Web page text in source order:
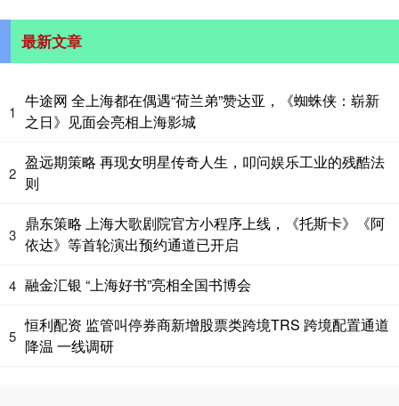
最新文章
1
牛途网 全上海都在偶遇“荷兰弟”赞达亚，《蜘蛛侠：崭新
之日》见面会亮相上海影城
2
盈远期策略 再现女明星传奇人生，叩问娱乐工业的残酷法
则
3
鼎东策略 上海大歌剧院官方小程序上线，《托斯卡》《阿
依达》等首轮演出预约通道已开启
4 融金汇银 “上海好书”亮相全国书博会
5
恒利配资 监管叫停券商新增股票类跨境TRS 跨境配置通道
降温 一线调研